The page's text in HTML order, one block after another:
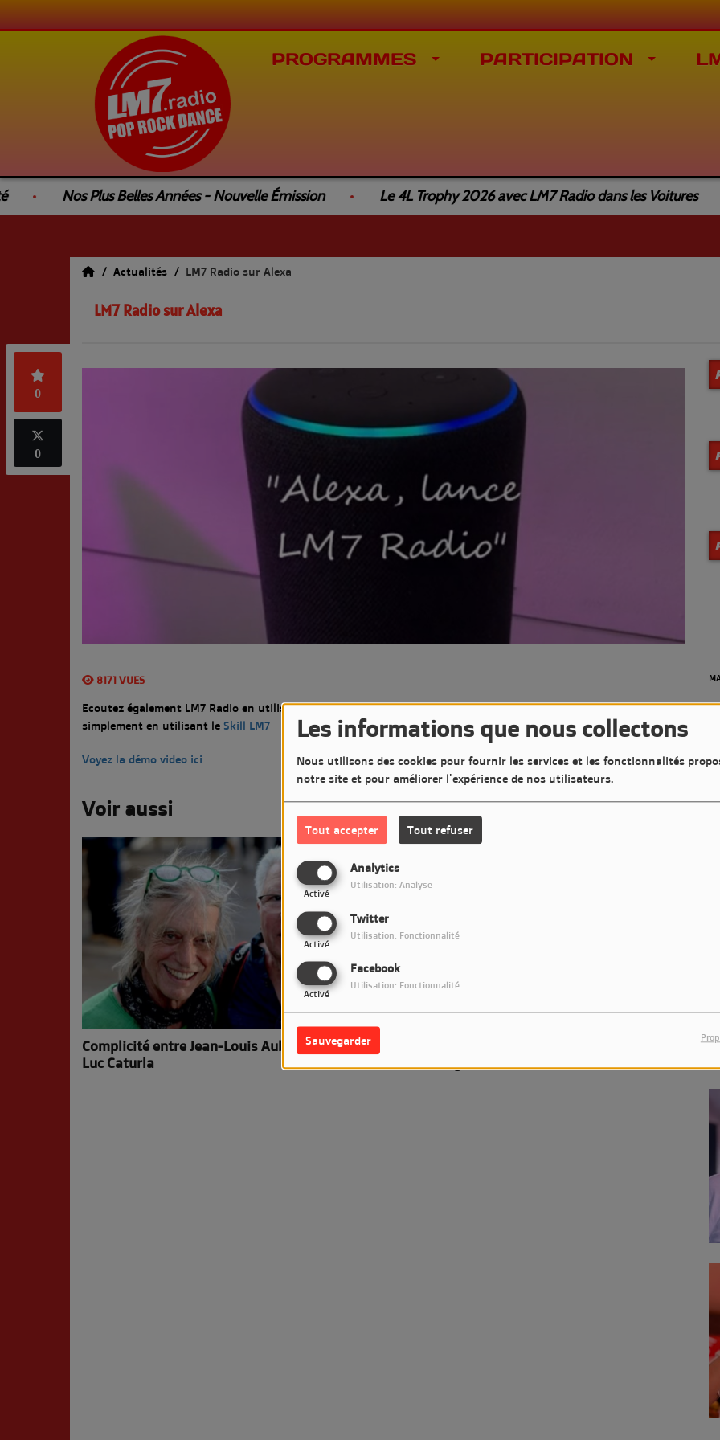
Les informations que nous collectons
Nous utilisons des cookies pour fournir les services et les fonctionnalités
notre site et pour améliorer l'expérience de nos utilisateurs.
Tout accepter Tout refuser
Analytics
Activé
Utilisation: Analyse
Twitter
Activé
Utilisation: Fonctionnalité
Facebook
Activé
Utilisation: Fonctionnalité
Sauvegarder
PROGRAMMES PARTICIPATION
Nos Plus Belles Années - Nouvelle Émission Le 4L Trophy 2026 avec LM7 Radio dans les Voitures
Actualités LM7 Radio sur Alexa
LM7 Radio sur Alexa
0
0
8171 VUES
Ecoutez également LM7 Radio en utilisant votre enceinte connectée Alexa d'Amazon ou votre Freebox Delta
simplement en utilisant le Skill LM7
Voyez la démo video ici
Voir aussi
Complicité entre Jean-Louis Aubert et Jean-
Luc Caturla